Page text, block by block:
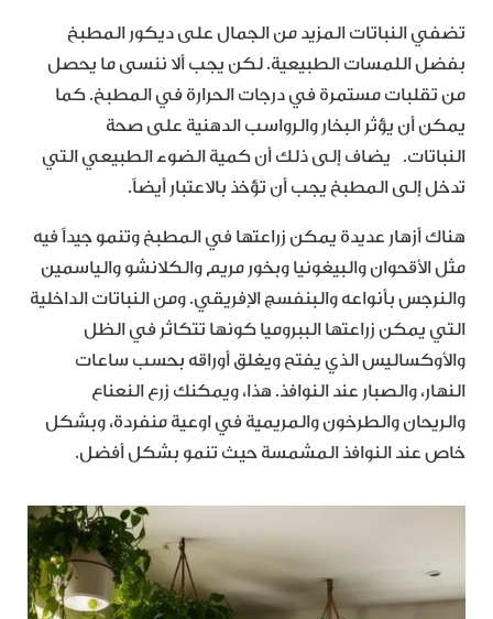
تضفي النباتات المزيد من الجمال على ديكور المطبخ
بفضل اللمسات الطبيعية. لكن يجب ألا ننسى ما يحصل
من تقلبات مستمرة في درجات الحرارة في المطبخ. كما
يمكن أن يؤثر البخار والرواسب الدهنية على صحة
النباتات. يضاف إلى ذلك أن كمية الضوء الطبيعي التي
تدخل إلى المطبخ يجب أن تؤخذ بالاعتبار أيضاً.
هناك أزهار عديدة يمكن زراعتها في المطبخ وتنمو جيداً فيه
مثل الأقحوان والبيغونيا وبخور مريم والكلانشو والياسمين
والنرجس بأنواعه والبنفسج الإفريقي. ومن النباتات الداخلية
التي يمكن زراعتها الببروميا كونها تتكاثر في الظل
والأوكساليس الذي يفتح ويغلق أوراقه بحسب ساعات
النهار، والصبار عند النوافذ. هذا، ويمكنك زرع النعناع
والريحان والطرخون والمريمية في اوعية منفردة، وبشكل
خاص عند النوافذ المشمسة حيث تنمو بشكل أفضل.